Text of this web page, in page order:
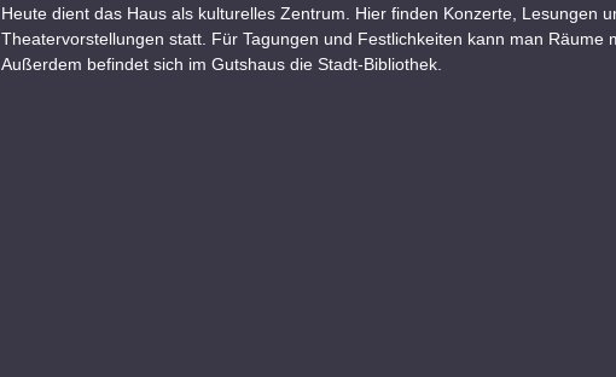
Heute dient das Haus als kulturelles Zentrum. Hier finden Konzerte, Lesungen
Theatervorstellungen statt. Für Tagungen und Festlichkeiten kann man Räume
Außerdem befindet sich im Gutshaus die Stadt-Bibliothek.